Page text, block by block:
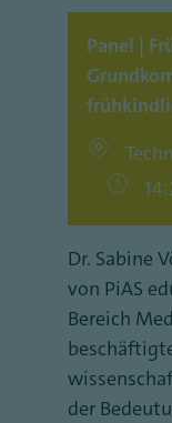
Panel |
Dr. Sabine
von PiAS
Bereich
der